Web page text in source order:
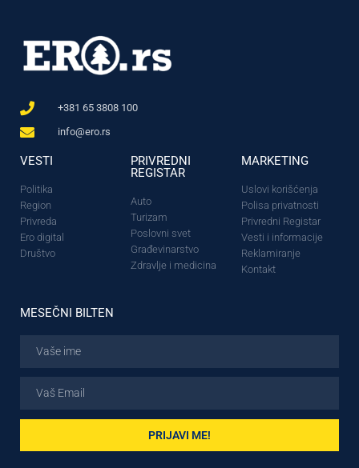
+381 65 3808 100
info@ero.rs
VESTI
Politika
Region
Privreda
Ero digital
Društvo
PRIVREDNI
REGISTAR
Auto
Turizam
Poslovni svet
Građevinarstvo
Zdravlje i medicina
MARKETING
Uslovi korišćenja
Polisa privatnosti
Privredni Registar
Vesti i informacije
Reklamiranje
Kontakt
MESEČNI BILTEN
PRIJAVI ME!